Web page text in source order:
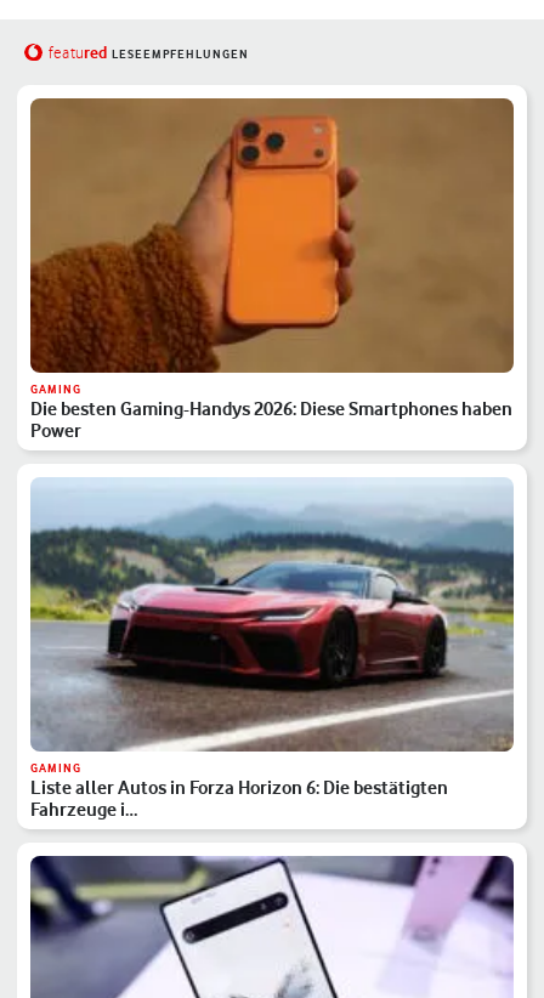
featured LESEEMPFEHLUNGEN
GAMING
Die besten Gaming-Handys 2026: Diese Smartphones haben
Power
GAMING
Liste aller Autos in Forza Horizon 6: Die bestätigten
Fahrzeuge i…